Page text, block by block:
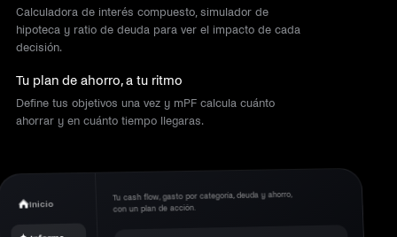
Inicio
Tu cash flow, gasto por categoría, deuda y ahorro,
con un plan de acción.
Calculadora de interés compuesto, simulador de
hipoteca y ratio de deuda para ver el impacto de cada
decisión.
Tu plan de ahorro, a tu ritmo
Define tus objetivos una vez y mPF calcula cuánto
ahorrar y en cuánto tiempo llegaras.